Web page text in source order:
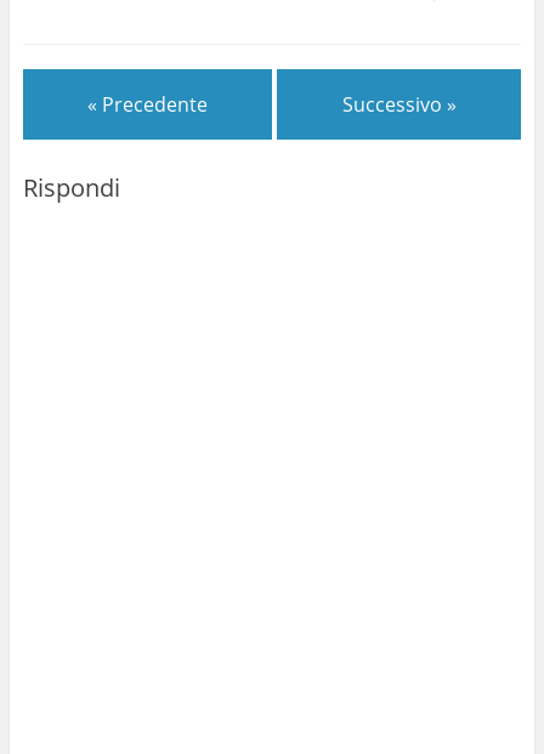
« Precedente Successivo »
Rispondi